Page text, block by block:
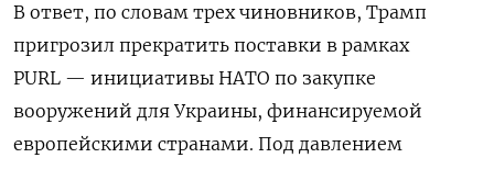
В ответ, по словам трех чиновников, Трамп
пригрозил прекратить поставки в рамках
PURL — инициативы НАТО по закупке
вооружений для Украины, финансируемой
европейскими странами. Под давлением